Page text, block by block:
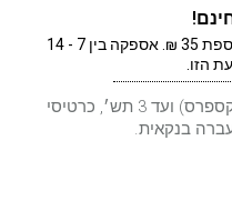
לנק׳ איסוף קרובה או עם שליח בתוספת 35 ₪. אספקה בין 7 - 14
הזו.
*תשלום באשראי (חוץ מאמריקן אקספרס) ועד 3 תש׳, כרטיסי
בנקאית.